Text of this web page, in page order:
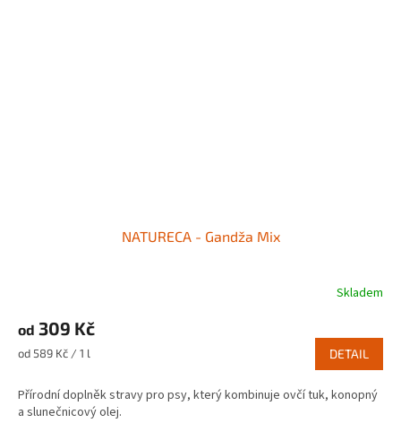
NATURECA - Gandža Mix
Skladem
od 309 Kč
Měrná
od 589 Kč / 1 l DETAIL
Přírodní doplněk stravy pro psy, který kombinuje ovčí tuk, konopný
a slunečnicový olej.